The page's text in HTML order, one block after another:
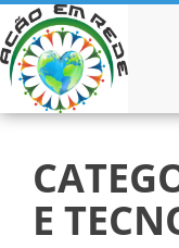
o
conteúdo
E